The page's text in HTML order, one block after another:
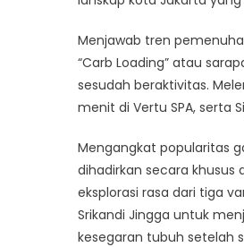
Menjawab tren
“Carb Loading” atau
sesudah beraktivitas.
menit di Vertu SPA, serta
Mengangkat popularitas
dihadirkan secara
eksplorasi rasa dari tiga
Srikandi Jingga untuk
kesegaran tubuh setelah